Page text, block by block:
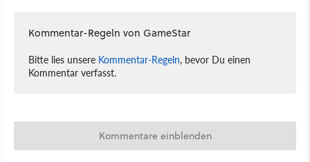
Kommentar-Regeln von GameStar
Bitte lies unsere Kommentar-Regeln, bevor Du einen
Kommentar verfasst.
Kommentare einblenden